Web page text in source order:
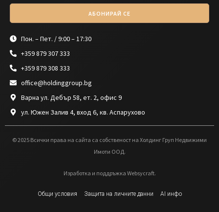
АБОНИРАЙ СЕ
Пон. – Пет. / 9:00 – 17:30
+359 879 307 333
+359 879 308 333
office@holdinggroup.bg
Варна ул. Дебър 58, ет. 2, офис 9
ул. Южен Залив 4, вход 6, кв. Аспарухово
© 2025 Всички права на сайта са собственост на Холдинг Груп Недвижими
Имоти ООД.
Изработка и поддръжка Websycraft.
Общи условия Защита на личните данни AI инфо